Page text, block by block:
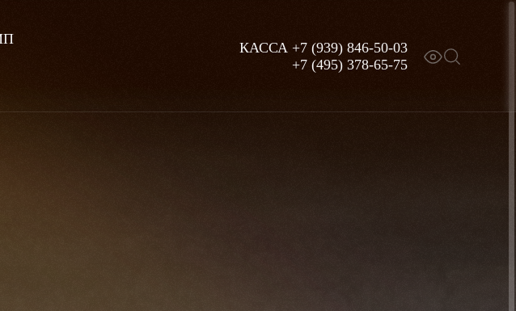
КАССА +7 (939) 846-50-03
+7 (495) 378-65-75